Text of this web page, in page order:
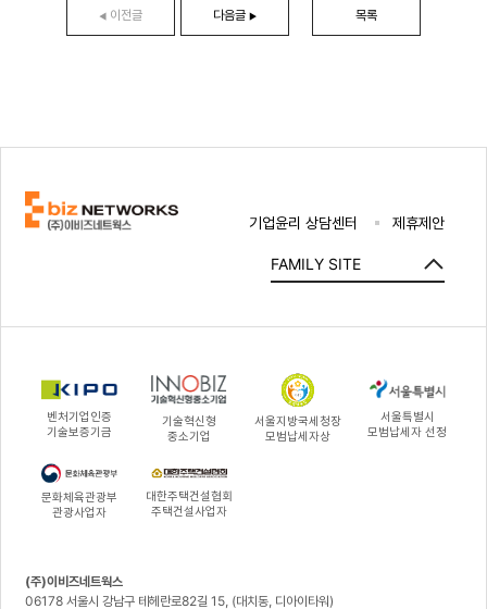
◀ 이전글 다음글 ▶ 목록
기업윤리 상담센터 제휴제안
FAMILY SITE
벤처기업인증
기술보증기금
기술혁신형
중소기업
서울지방국세청장
모범납세자상
서울특별시
모범납세자 선정
문화체육관광부
관광사업자
대한주택건설협회
주택건설사업자
(주)이비즈네트웍스
06178 서울시 강남구 테헤란로82길 15, (대치동, 디아이타워)